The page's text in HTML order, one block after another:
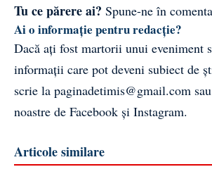
Tu ce părere ai? Spune-ne în
Ai o informație pentru redacție?
Dacă ați fost martorii unui eveniment
informații care pot deveni subiect de
scrie la paginadetimis@gmail.com
noastre de Facebook și Instagram.
Articole similare